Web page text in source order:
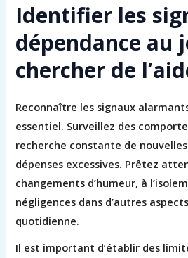
Identifier les
dépendance au
chercher de
Reconnaître les signaux
essentiel. Surveillez des
recherche constante de
dépenses excessives. Prêtez
changements d’humeur, à
négligences dans d’autres
quotidienne.
Il est important d’établir des